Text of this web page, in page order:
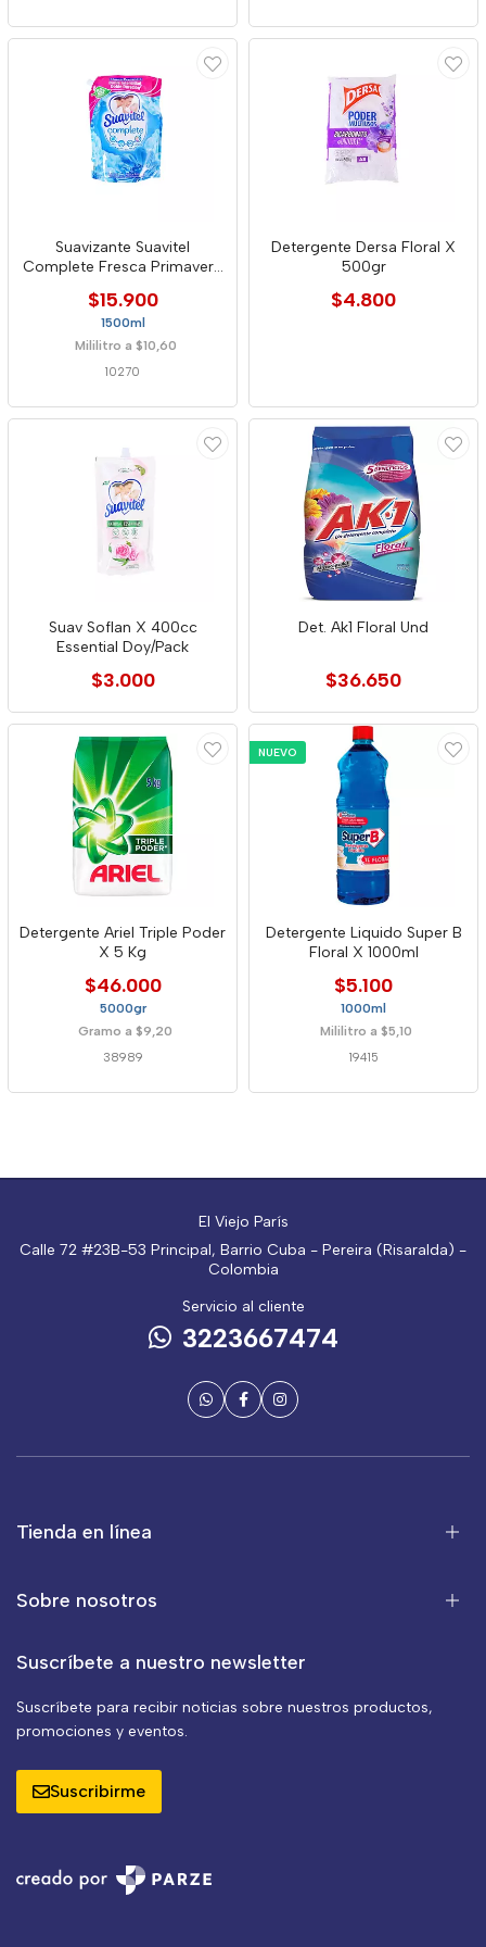
Suavizante Suavitel
Complete Fresca Primavera
$15.900
1500ml
Mililitro a $10,60
10270
Detergente Dersa Floral X
500gr
$4.800
Suav Soflan X 400cc
Essential Doy/Pack
$3.000
Det. Ak1 Floral Und
$36.650
Detergente Ariel Triple Poder
X 5 Kg
$46.000
5000gr
Gramo a $9,20
38989
NUEVO
Detergente Liquido Super B
Floral X 1000ml
$5.100
1000ml
Mililitro a $5,10
19415
El Viejo París
Calle 72 #23B-53 Principal, Barrio Cuba - Pereira (Risaralda) -
Colombia
Servicio al cliente
3223667474
Tienda en línea
Sobre nosotros
Suscríbete a nuestro newsletter
Suscríbete para recibir noticias sobre nuestros productos,
promociones y eventos.
Suscribirme